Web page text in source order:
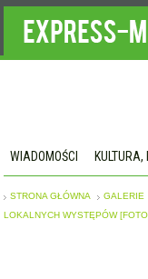
WIADOMOŚCI
STRONA GŁÓWNA GALERIE
LOKALNYCH WYSTĘPÓW